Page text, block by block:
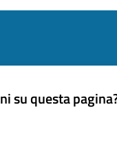
su questa